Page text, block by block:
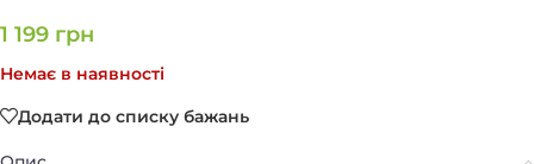
1 199 грн
Немає в наявності
Додати до списку бажань